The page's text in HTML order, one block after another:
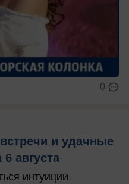
0
и удачные
августа
интуиции